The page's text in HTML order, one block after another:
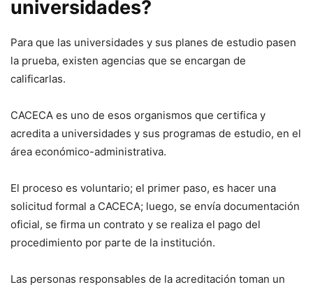
universidades?
Para que las universidades y sus planes de estudio pasen
la prueba, existen agencias que se encargan de
calificarlas.
CACECA es uno de esos organismos que certifica y
acredita a universidades y sus programas de estudio, en el
área económico-administrativa.
El proceso es voluntario; el primer paso, es hacer una
solicitud formal a CACECA; luego, se envía documentación
oficial, se firma un contrato y se realiza el pago del
procedimiento por parte de la institución.
Las personas responsables de la acreditación toman un